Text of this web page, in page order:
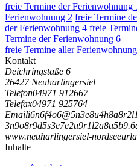
freie Termine der Ferienwohnung
Ferienwohnung 2 freie Termine
der Ferienwohnung 4 freie
Termine der Ferienwohnung 6
freie Termine aller
Kontakt
Deichringstaße 6
26427 Neuharlingersiel
Telefon04971 912667
Telefax04971 925764
Emaili6n6f4o6@5n3e8u4h8a8r2l1
3n9o8r9d5s3e7e2u9r1l2a8u5b9.6
www.neuharlingersiel-
Inhalte